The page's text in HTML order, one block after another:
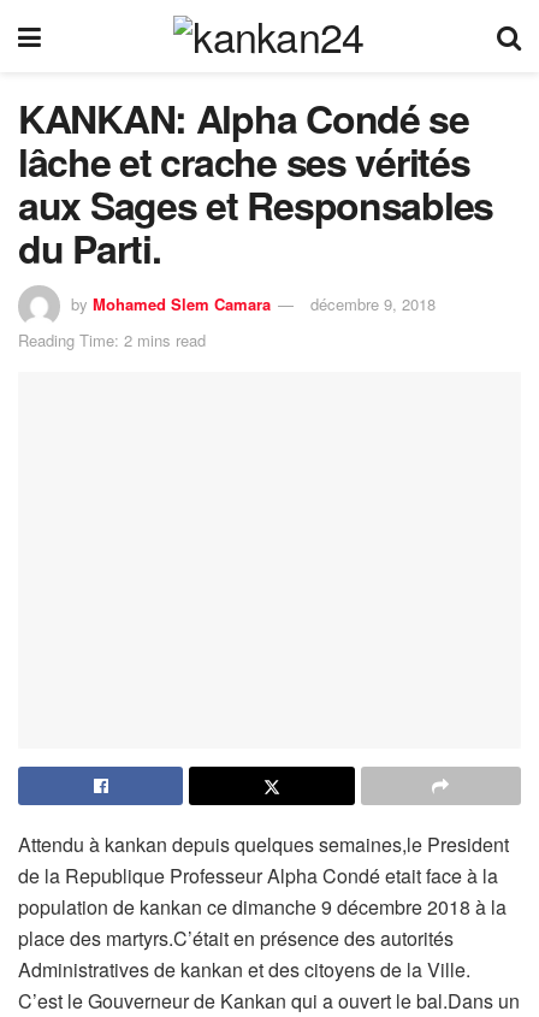
KANKAN: Alpha Condé se
lâche et crache ses vérités
aux Sages et Responsables
du Parti.
by Mohamed Slem Camara
décembre 9, 2018
Reading Time: 2 mins read
Attendu à kankan depuis quelques semaines,le President
de la Republique Professeur Alpha Condé etait face à la
population de kankan ce dimanche 9 décembre 2018 à la
place des martyrs.C’était en présence des autorités
Administratives de kankan et des citoyens de la Ville.
C’est le Gouverneur de Kankan qui a ouvert le bal.Dans un